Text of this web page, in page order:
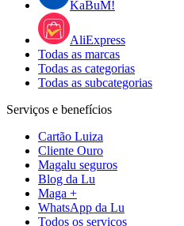
KaBuM!
AliExpress
Todas as marcas
Todas as categorias
Todas as subcategorias
Serviços e benefícios
Cartão Luiza
Cliente Ouro
Magalu seguros
Blog da Lu
Maga +
WhatsApp da Lu
Todos os serviços